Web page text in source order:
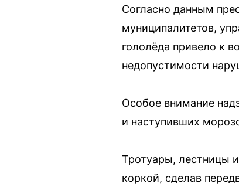
Согласно данным
муниципалитетов,
гололёда привело к
недопустимости
Особое внимание
и наступивших
Тротуары, лестницы
коркой, сделав